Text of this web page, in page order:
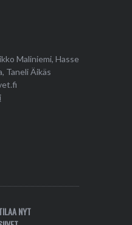
Maliniemi, Hasse
Taneli Äikäs
NYT